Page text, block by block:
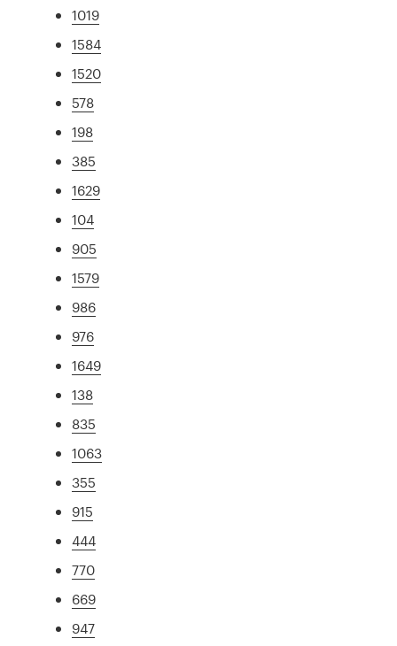
1019
1584
1520
578
198
385
1629
104
905
1579
986
976
1649
138
835
1063
355
915
444
770
669
947